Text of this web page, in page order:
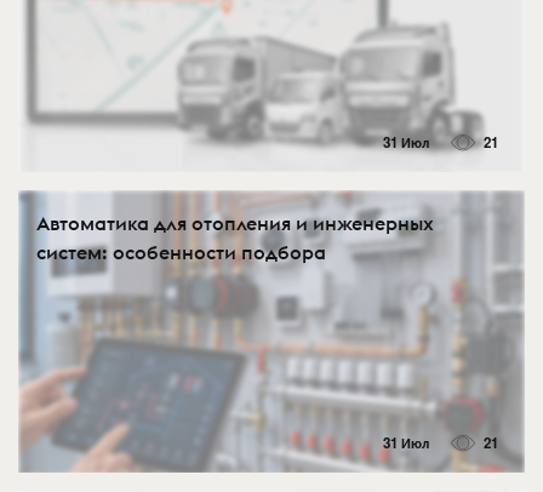
31 Июл 21
Автоматика для отопления и инженерных
систем: особенности подбора
31 Июл 21